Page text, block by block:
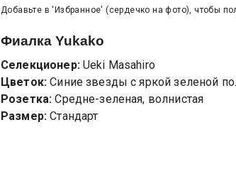
Добавьте в 'Избранное' (сердечко на фото), чтобы
Фиалка Yukako
Селекционер: Ueki Masahiro
Цветок: Синие звезды с яркой зеленой
Розетка: Средне-зеленая, волнистая
Размер: Стандарт